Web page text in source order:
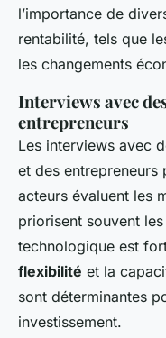
l’importance de
rentabilité, tels que
les changements
Interviews avec
entrepreneurs
Les interviews avec
et des entrepreneurs
acteurs évaluent les
priorisent souvent
technologique est
flexibilité et la
sont déterminantes
investissement.